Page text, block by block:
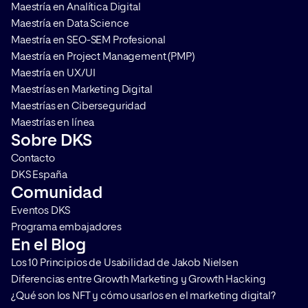
Maestría en Analítica Digital
Maestría en Data Science
Maestría en SEO-SEM Profesional
Maestría en Project Management (PMP)
Maestría en UX/UI
Maestrías en Marketing Digital
Maestrías en Ciberseguridad
Maestrías en línea
Sobre DKS
Contacto
DKS España
Comunidad
Eventos DKS
Programa embajadores
En el Blog
Los 10 Principios de Usabilidad de Jakob Nielsen
Diferencias entre Growth Marketing y Growth Hacking
¿Qué son los NFT y cómo usarlos en el marketing digital?